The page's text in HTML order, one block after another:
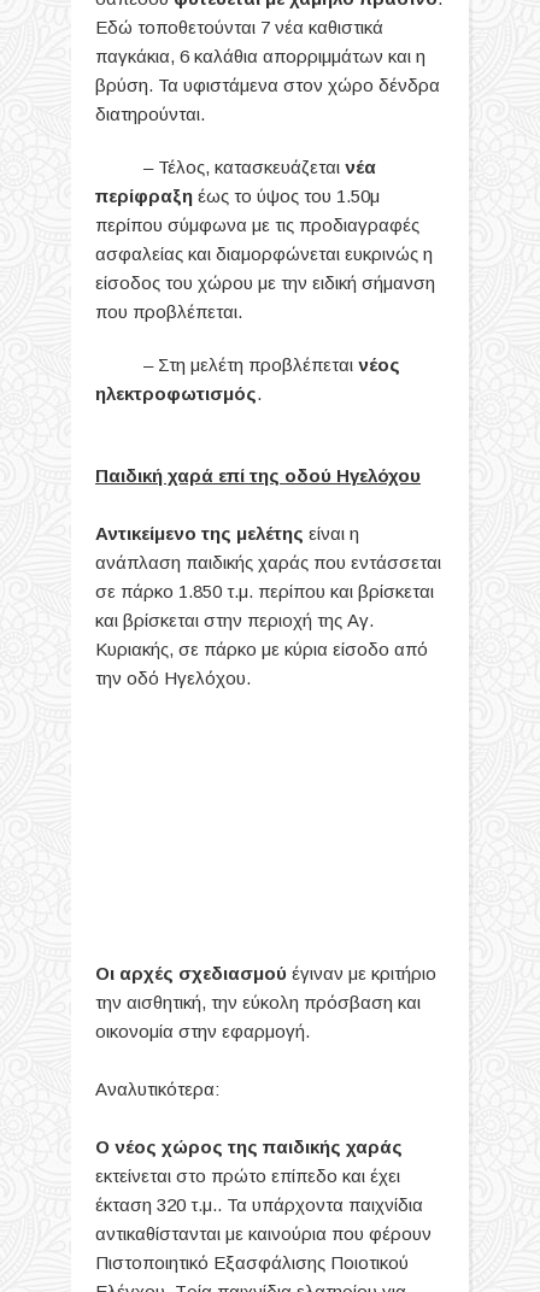
Εδώ τοποθετούνται 7 νέα καθιστικά
παγκάκια, 6 καλάθια απορριμμάτων και η
βρύση. Τα υφιστάμενα στον χώρο δένδρα
διατηρούνται.
– Τέλος, κατασκευάζεται νέα
περίφραξη έως το ύψος του 1.50μ
περίπου σύμφωνα με τις προδιαγραφές
ασφαλείας και διαμορφώνεται ευκρινώς η
είσοδος του χώρου με την ειδική σήμανση
που προβλέπεται.
– Στη μελέτη προβλέπεται νέος
ηλεκτροφωτισμός.
Παιδική χαρά επί της οδού Ηγελόχου
Αντικείμενο της μελέτης είναι η
ανάπλαση παιδικής χαράς που εντάσσεται
σε πάρκο 1.850 τ.μ. περίπου και βρίσκεται
και βρίσκεται στην περιοχή της Αγ.
Κυριακής, σε πάρκο με κύρια είσοδο από
την οδό Ηγελόχου.
Οι αρχές σχεδιασμού έγιναν με κριτήριο
την αισθητική, την εύκολη πρόσβαση και
οικονομία στην εφαρμογή.
Αναλυτικότερα:
Ο νέος χώρος της παιδικής χαράς
εκτείνεται στο πρώτο επίπεδο και έχει
έκταση 320 τ.μ.. Τα υπάρχοντα παιχνίδια
αντικαθίστανται με καινούρια που φέρουν
Πιστοποιητικό Εξασφάλισης Ποιοτικού